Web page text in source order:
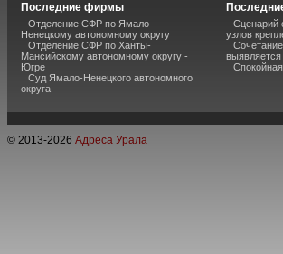
Последние фирмы
Отделение СФР по Ямало-
Ненецкому автономному округу
Отделение СФР по Ханты-
Мансийскому автономному округу -
Югре
Суд Ямало-Ненецкого автономного
округа
Сценарий
узлов
выявляется
© 2013-2026 Адреса Урала